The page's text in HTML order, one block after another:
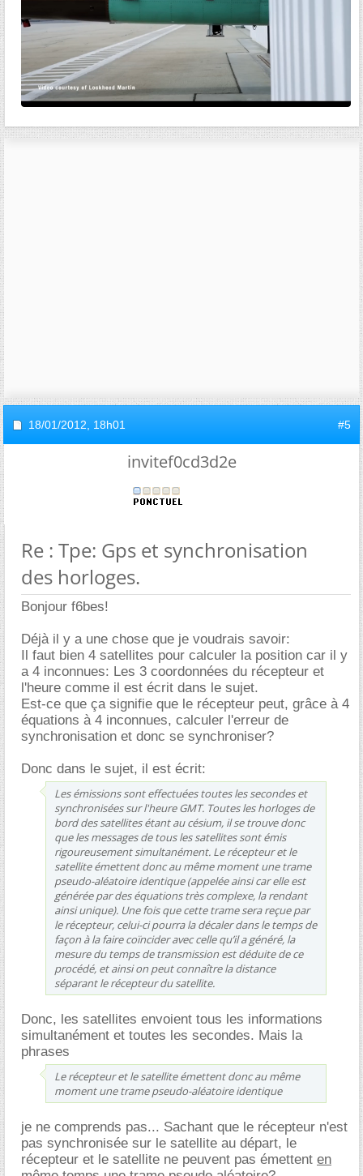
18/01/2012, 18h01 #5
invitef0cd3d2e
Re : Tpe: Gps et synchronisation
des horloges.
Bonjour f6bes!
Déjà il y a une chose que je voudrais savoir:
Il faut bien 4 satellites pour calculer la position car il y
a 4 inconnues: Les 3 coordonnées du récepteur et
l'heure comme il est écrit dans le sujet.
Est-ce que ça signifie que le récepteur peut, grâce à 4
équations à 4 inconnues, calculer l'erreur de
synchronisation et donc se synchroniser?
Donc dans le sujet, il est écrit:
Les émissions sont effectuées toutes les secondes et
synchronisées sur l'heure GMT. Toutes les horloges de
bord des satellites étant au césium, il se trouve donc
que les messages de tous les satellites sont émis
rigoureusement simultanément. Le récepteur et le
satellite émettent donc au même moment une trame
pseudo-aléatoire identique (appelée ainsi car elle est
générée par des équations très complexe, la rendant
ainsi unique). Une fois que cette trame sera reçue par
le récepteur, celui-ci pourra la décaler dans le temps de
façon à la faire coïncider avec celle qu’il a généré, la
mesure du temps de transmission est déduite de ce
procédé, et ainsi on peut connaître la distance
séparant le récepteur du satellite.
Donc, les satellites envoient tous les informations
simultanément et toutes les secondes. Mais la
phrases
Le récepteur et le satellite émettent donc au même
moment une trame pseudo-aléatoire identique
je ne comprends pas... Sachant que le récepteur n'est
pas synchronisée sur le satellite au départ, le
récepteur et le satellite ne peuvent pas émettent en